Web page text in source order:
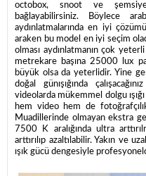
octobox, snoot ve
bağlayabilirsiniz. Böylece
aydınlatmalarında en iyi
araken bu model en iyi seçim
olması aydınlatmanın çok
metrekare başına 25000 lux
büyük olsa da yeterlidir. Yine
doğal günışığında
videolarda mükemmel dolgu ışığı
hem video hem de
Muadillerinde olmayan ekstra
7500 K aralığında ultra
arttırılıp azaltılabilir. Yakın ve
ışık gücü dengesiyle